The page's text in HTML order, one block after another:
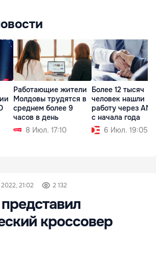
Работающие жители
Молдовы трудятся в
среднем более 9
часов в день
8 Июл. 17:10
Более 12 тысяч
человек нашли
работу через
с начала года
6 Июл. 19:05
21:02 2 132
кроссовер